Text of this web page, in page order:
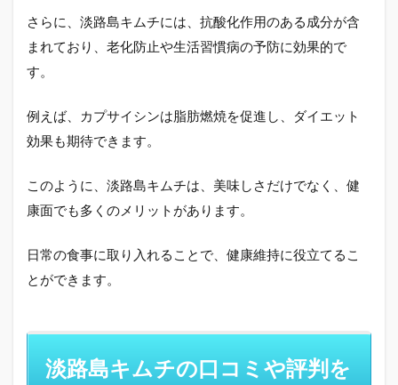
さらに、淡路島キムチには、抗酸化作用のある成分が含
まれており、老化防止や生活習慣病の予防に効果的で
す。
例えば、カプサイシンは脂肪燃焼を促進し、ダイエット
効果も期待できます。
このように、淡路島キムチは、美味しさだけでなく、健
康面でも多くのメリットがあります。
日常の食事に取り入れることで、健康維持に役立てるこ
とができます。
淡路島キムチの口コミや評判を